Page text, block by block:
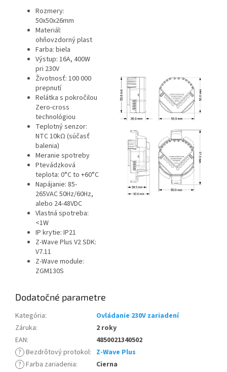
Rozmery:
50x50x26mm
Materiál:
ohňovzdorný plast
Farba: biela
Výstup: 16A, 400W
pri 230V
Životnosť: 100 000
prepnutí
Relátka s pokročilou
Zero-cross
technológiou
Teplotný senzor:
NTC 10kΩ (súčasť
balenia)
Meranie spotreby
Ptevádzková
teplota: 0°С to +60°С
Napájanie: 85-
265VAC 50Hz/60Hz,
alebo 24-48VDC
Vlastná spotreba:
<1W
IP krytie: IP21
Z-Wave Plus V2 SDK:
V7.11
Z-Wave module:
ZGM130S
Dodatočné parametre
Kategória:
Ovládanie 230V zariadení
Záruka:
2 roky
EAN:
4850021340502
? Bezdrôtový protokol: Z-Wave Plus
? Farba zariadenia:
Cierna